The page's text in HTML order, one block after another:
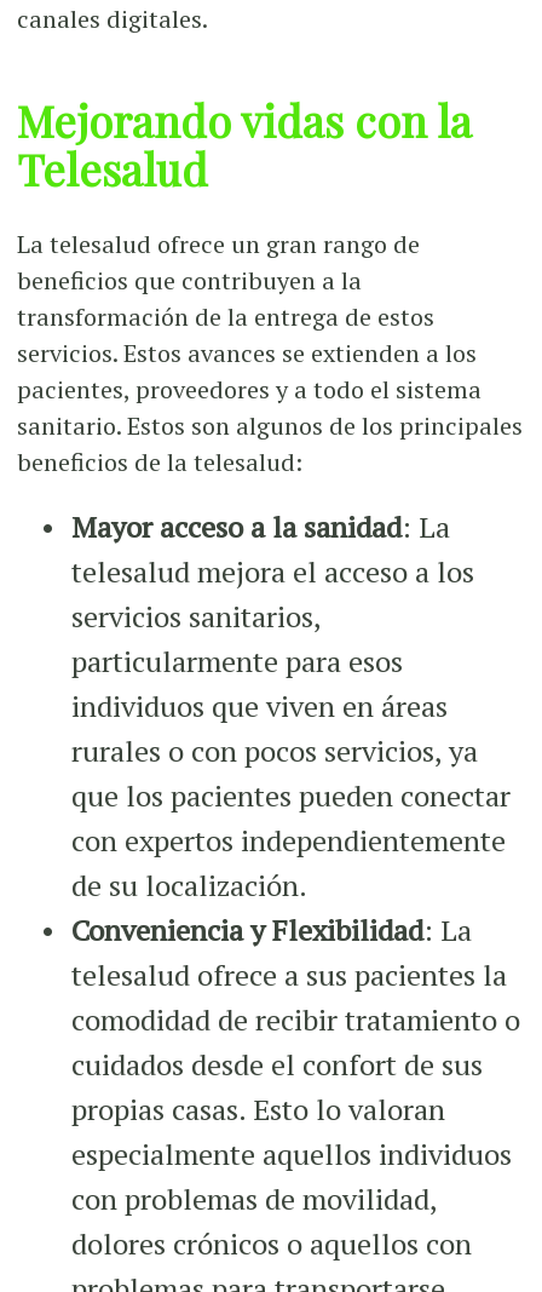
canales digitales.
Mejorando vidas con la
Telesalud
La telesalud ofrece un gran rango de
beneficios que contribuyen a la
transformación de la entrega de estos
servicios. Estos avances se extienden a los
pacientes, proveedores y a todo el sistema
sanitario. Estos son algunos de los principales
beneficios de la telesalud:
Mayor acceso a la sanidad: La
telesalud mejora el acceso a los
servicios sanitarios,
particularmente para esos
individuos que viven en áreas
rurales o con pocos servicios, ya
que los pacientes pueden conectar
con expertos independientemente
de su localización.
Conveniencia y Flexibilidad: La
telesalud ofrece a sus pacientes la
comodidad de recibir tratamiento o
cuidados desde el confort de sus
propias casas. Esto lo valoran
especialmente aquellos individuos
con problemas de movilidad,
dolores crónicos o aquellos con